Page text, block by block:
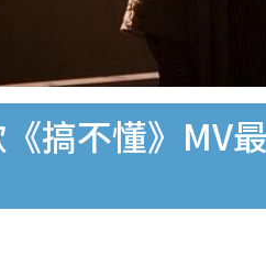
搞不懂》MV